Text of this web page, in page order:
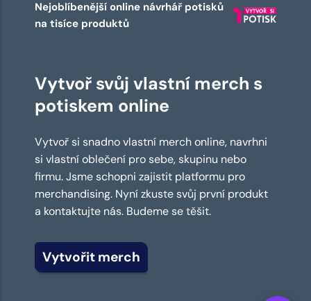
Nejoblíbenější online návrhář potisků
na tisíce produktů
Vytvoř svůj vlastní merch s
potiskem online
Vytvoř si snadno vlastní merch online, navrhni
si vlastní oblečení pro sebe, skupinu nebo
firmu. Jsme schopni zajistit platformu pro
merchandising. Nyní zkuste svůj první produkt
a kontaktujte nás. Budeme se těšit.
Vytvořit merch